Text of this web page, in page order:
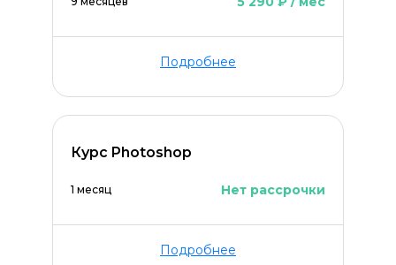
Подробнее
Курс Photoshop
1 месяц Нет рассрочки
Подробнее